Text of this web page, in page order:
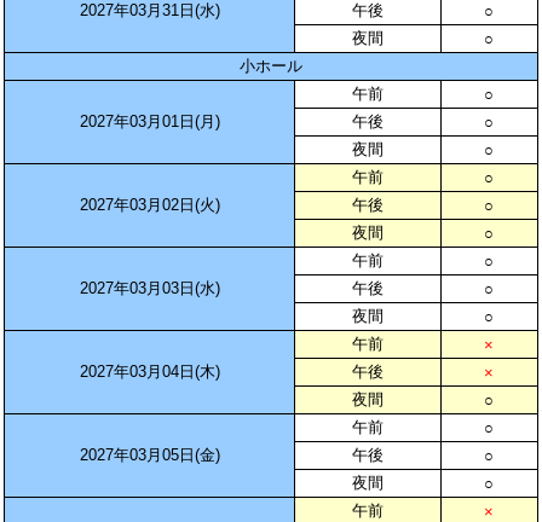
2027年03月31日(水)
午後
○
夜間
○
小ホール
2027年03月01日(月)
午前
○
午後
○
夜間
○
2027年03月02日(火)
午前
○
午後
○
夜間
○
2027年03月03日(水)
午前
○
午後
○
夜間
○
2027年03月04日(木)
午前
×
午後
×
夜間
○
2027年03月05日(金)
午前
○
午後
○
夜間
○
午前
×